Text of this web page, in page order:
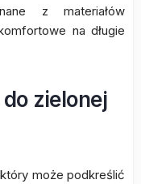
z materiałów
na długie
zielonej
może podkreślić